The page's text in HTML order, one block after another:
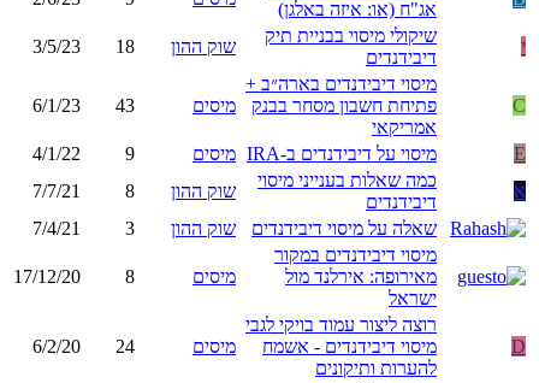
אג"ח (או: איזה באלגן)
י
שיקולי מיסוי בבניית תיק
דיבידנדים
שוק ההון 18
3/5/23
C
מיסוי דיבידנדים בארה״ב +
פתיחת חשבון מסחר בבנק
אמריקאי
מיסים 43
6/1/23
E מיסוי על דיבידנדים ב-IRA מיסים 9
4/1/22
א
כמה שאלות בענייני מיסוי
דיבידנדים
שוק ההון 8
7/7/21
שאלה על מיסוי דיבידנדים
שוק ההון 3
7/4/21
מיסוי דיבידנדים במקור
מאירופה: אירלנד מול
ישראל
מיסים 8
17/12/20
D
רוצה ליצור עמוד בויקי לגבי
מיסוי דיבידנדים - אשמח
להערות ותיקונים
מיסים 24
6/2/20